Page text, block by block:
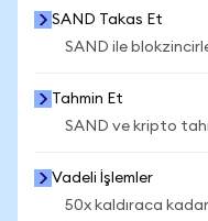
SAND Takas Et
SAND ile
Tahmin Et
SAND ve kripto
Vadeli İşlemler
50x kaldıraca